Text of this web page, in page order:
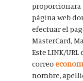
proporcionara
página web
efectuar el
MasterCard,
Este LINK/
correo
nombre,